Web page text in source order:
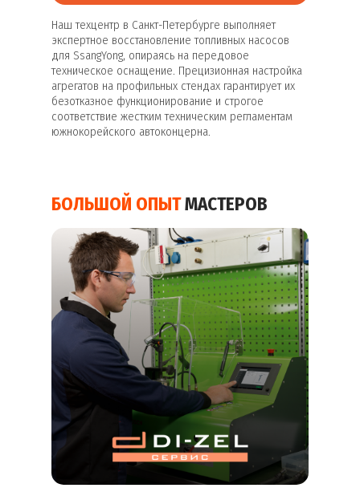
Наш техцентр в Санкт-Петербурге выполняет
экспертное восстановление топливных насосов
для SsangYong, опираясь на передовое
техническое оснащение. Прецизионная настройка
агрегатов на профильных стендах гарантирует их
безотказное функционирование и строгое
соответствие жестким техническим регламентам
южнокорейского автоконцерна.
БОЛЬШОЙ ОПЫТМАСТЕРОВ